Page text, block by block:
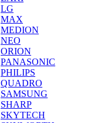
LG
MAX
MEDION
NEO
ORION
PANASONIC
PHILIPS
QUADRO
SAMSUNG
SHARP
SKYTECH